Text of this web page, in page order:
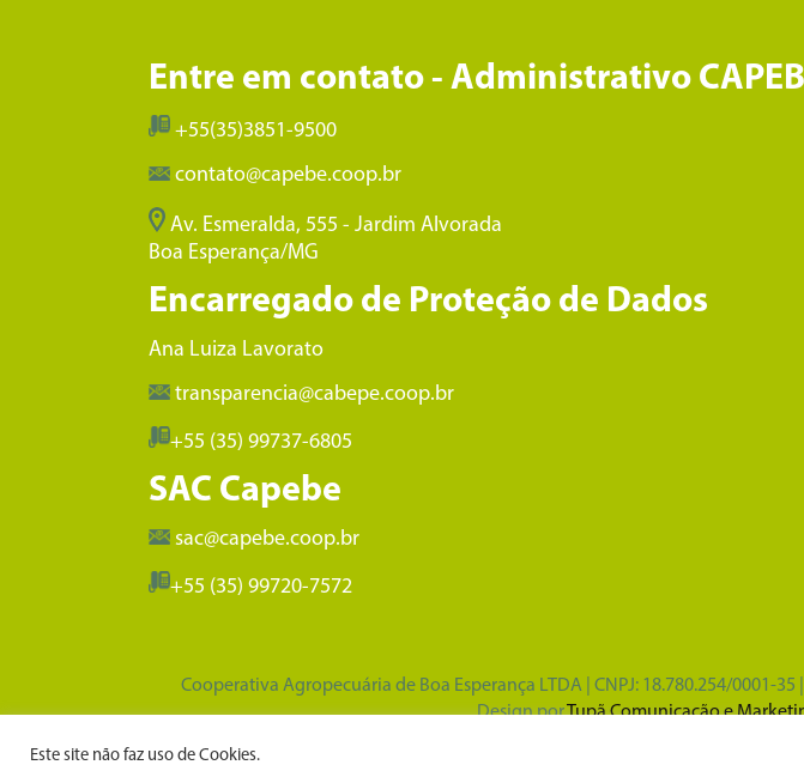
Entre em contato - Administrativo
+55(35)3851-9500
contato@capebe.coop.br
Av. Esmeralda, 555 - Jardim Alvorada
Boa Esperança/MG
Encarregado de Proteção de Dados
Ana Luiza Lavorato
transparencia@cabepe.coop.br
+55 (35) 99737-6805
SAC Capebe
sac@capebe.coop.br
+55 (35) 99720-7572
Cooperativa Agropecuária de Boa Esperança LTDA | CNPJ: 18.780.254/0001-
Design porTupã Comunicação e
Este site não faz uso de Cookies.